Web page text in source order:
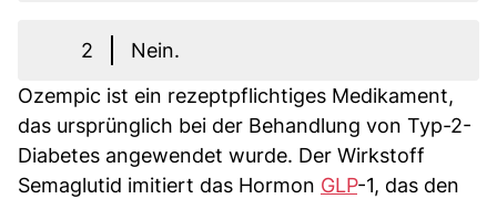
2
Nein.
Ozempic ist ein rezeptpflichtiges Medikament,
das ursprünglich bei der Behandlung von Typ-2-
Diabetes angewendet wurde. Der Wirkstoff
Semaglutid imitiert das Hormon GLP-1, das den